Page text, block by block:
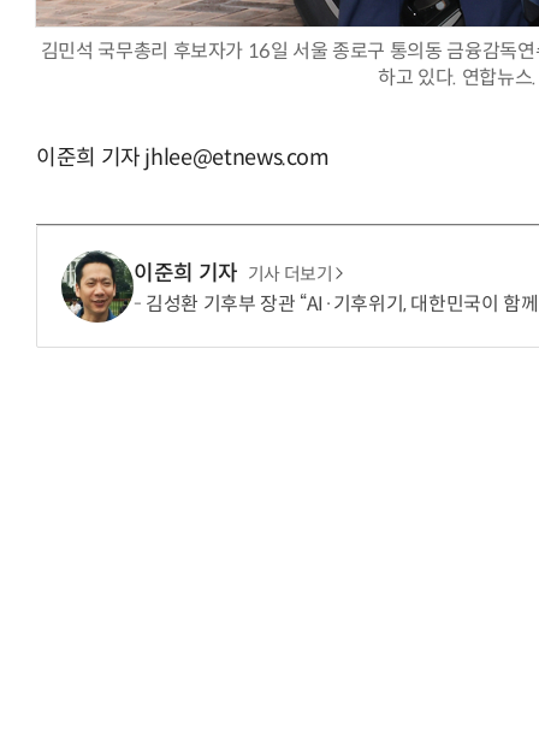
김민석 국무총리 후보자가 16일 서울 종로구 통의동 금융감독
하고 있다. 연합뉴스.
이준희 기자 jhlee@etnews.com
이준희 기자 기사 더보기
김성환 기후부 장관 “AI·기후위기, 대한민국이 함